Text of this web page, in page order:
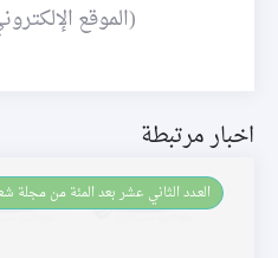
(الموقع
اخبار مرتبطة
العـدد الثاني عشر بعد المئة من مجلة